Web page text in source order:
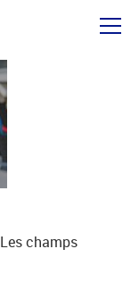
Les champs